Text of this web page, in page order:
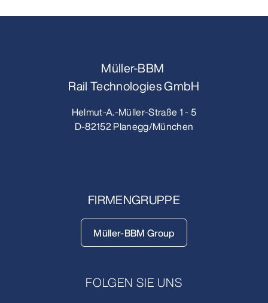
Müller-BBM
Rail Technologies GmbH
Helmut-A.-Müller-Straße 1 - 5
D-82152 Planegg/München
FIRMENGRUPPE
Müller-BBM Group
FOLGEN SIE UNS